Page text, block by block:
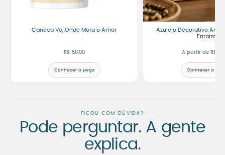
Caneca Vó, Onde Mora o Amor
R$ 50,00
Conhecer a peça
Azulejo Decorativo
Enraiza
A partir de R$
Conhecer a
FICOU COM DÚVIDA?
Pode perguntar. A gente
explica.